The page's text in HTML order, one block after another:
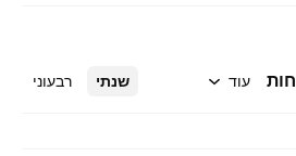
שנתי רבעוני עוד